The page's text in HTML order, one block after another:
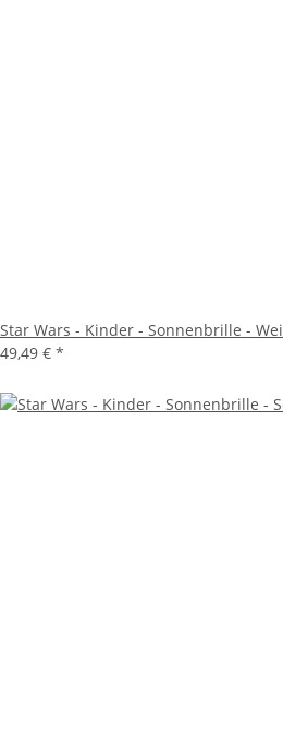
Star Wars - Kinder - Sonnenbrille -
49,49 € *